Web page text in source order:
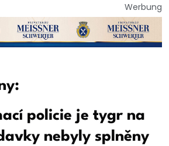
Werbung
policie je tygr na
nebyly splněny